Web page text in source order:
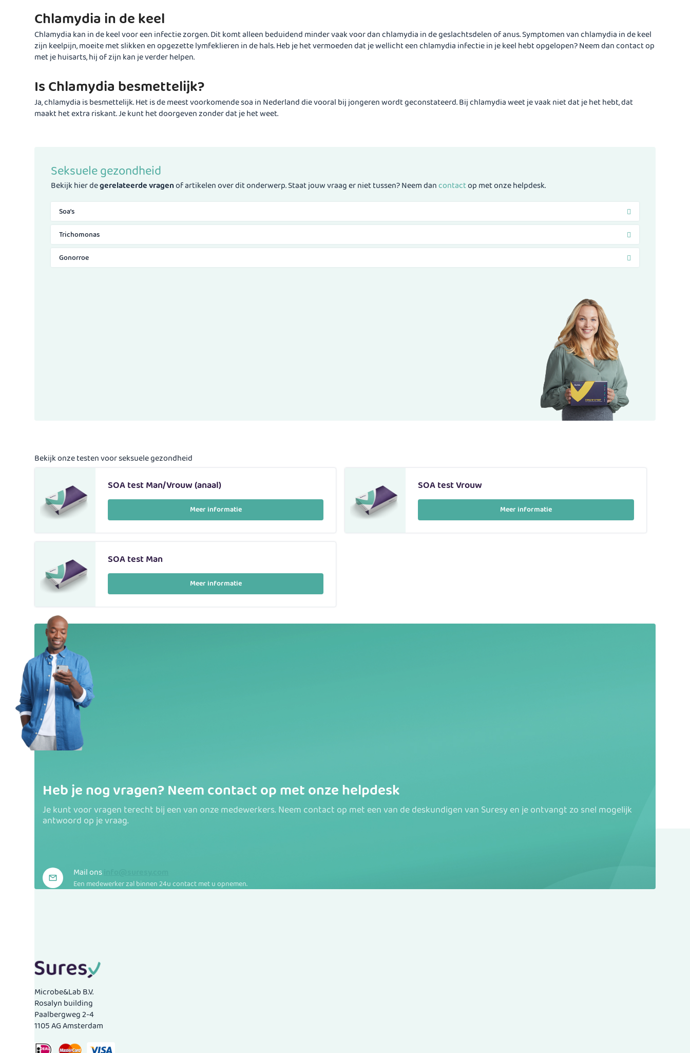
Chlamydia in de keel
Chlamydia kan in de keel voor een infectie zorgen. Dit komt alleen beduidend minder vaak voor dan chlamydia in de geslachtsdelen of anus. Symptomen van chlamydia in de keel
zijn keelpijn, moeite met slikken en opgezette lymfeklieren in de hals. Heb je het vermoeden dat je wellicht een chlamydia infectie in je keel hebt opgelopen? Neem dan contact op
met je huisarts, hij of zijn kan je verder helpen.
Is Chlamydia besmettelijk?
Ja, chlamydia is besmettelijk. Het is de meest voorkomende soa in Nederland die vooral bij jongeren wordt geconstateerd. Bij chlamydia weet je vaak niet dat je het hebt, dat
maakt het extra riskant. Je kunt het doorgeven zonder dat je het weet.
Seksuele gezondheid
Bekijk hier degerelateerde vragenof artikelen over dit onderwerp. Staat jouw vraag er niet tussen? Neem dancontactop met onze helpdesk.
Soa’s
Trichomonas
Gonorroe
seksuele gezondheid
SOA test Man/Vrouw (anaal) SOA test Vrouw
SOA test Man
Heb je nog vragen? Neem contact op met onze helpdesk
Je kunt voor vragen terecht bij een van onze medewerkers. Neem contact op met een van de deskundigen van Suresy en je ontvangt zo snel mogelijk
antwoord op je vraag.
Mail ons
Een medewerker zal binnen 24u contact met u opnemen.
Microbe&Lab B.V.
Rosalyn building
Paalbergweg 2-4
1105 AG Amsterdam